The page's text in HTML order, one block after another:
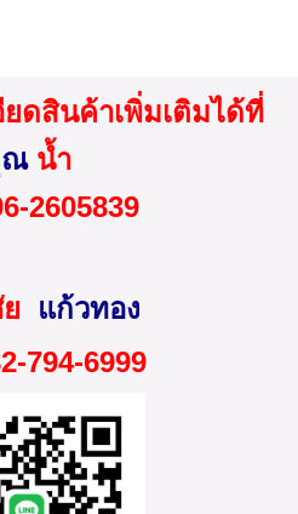
ดสินค้าเพิ่มเติมได้ที่
ณน้ำ
2605839
แก้วทอง
794-6999